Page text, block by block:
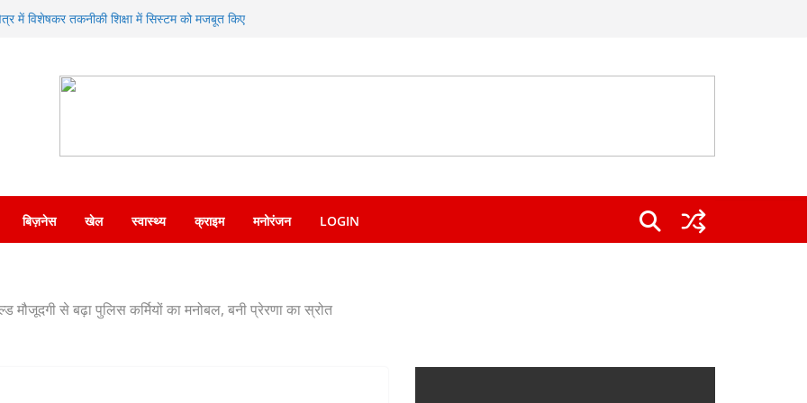
में विशेषकर तकनीकी शिक्षा में सिस्टम को मजबूत किए
मीडिया पर वायरल वीडियो का संज्ञान लेकर त्वरित
पुलिस ने किया गिरफ्तार
प्रसन्नता व्यक्त करते हुए कृषि मंत्री गणेश जोशी ने
संगम—SDRF ने शंकराचार्य चौक पर लगाया निःशुल्क
बिज़नेस खेल स्वास्थ्य क्राइम मनोरंजन LOGIN
मौजूदगी से बढ़ा पुलिस कर्मियों का मनोबल, बनी प्रेरणा का स्रोत